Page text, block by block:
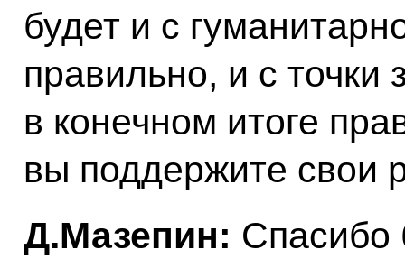
будет и с
правильно, и с точки
в конечном итоге
вы поддержите свои
Д.Мазепин: